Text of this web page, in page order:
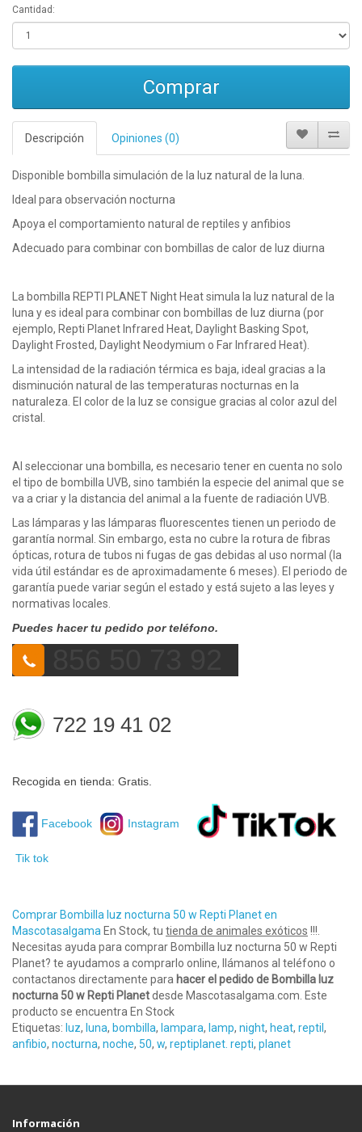
Cantidad:
Comprar
Descripción Opiniones (0)
Disponible bombilla simulación de la luz natural de la luna.
Ideal para observación nocturna
Apoya el comportamiento natural de reptiles y anfibios
Adecuado para combinar con bombillas de calor de luz diurna
La bombilla REPTI PLANET Night Heat simula la luz natural de la
luna y es ideal para combinar con bombillas de luz diurna (por
ejemplo, Repti Planet Infrared Heat, Daylight Basking Spot,
Daylight Frosted, Daylight Neodymium o Far Infrared Heat).
La intensidad de la radiación térmica es baja, ideal gracias a la
disminución natural de las temperaturas nocturnas en la
naturaleza. El color de la luz se consigue gracias al color azul del
cristal.
Al seleccionar una bombilla, es necesario tener en cuenta no solo
el tipo de bombilla UVB, sino también la especie del animal que se
va a criar y la distancia del animal a la fuente de radiación UVB.
Las lámparas y las lámparas fluorescentes tienen un periodo de
garantía normal. Sin embargo, esta no cubre la rotura de fibras
ópticas, rotura de tubos ni fugas de gas debidas al uso normal (la
vida útil estándar es de aproximadamente 6 meses). El periodo de
garantía puede variar según el estado y está sujeto a las leyes y
normativas locales.
Puedes hacer tu pedido por teléfono.
722 19 41 02
Recogida en tienda: Gratis.
Facebook Instagram
Tik tok
Comprar Bombilla luz nocturna 50 w Repti Planet en
Mascotasalgama En Stock, tu tienda de animales exóticos !!!.
Necesitas ayuda para comprar Bombilla luz nocturna 50 w Repti
Planet? te ayudamos a comprarlo online, llámanos al teléfono o
contactanos directamente para hacer el pedido de Bombilla luz
nocturna 50 w Repti Planetdesde Mascotasalgama.com. Este
producto se encuentra En Stock
Etiquetas: luz, luna, bombilla, lampara, lamp, night, heat, reptil ,
anfibio, nocturna, noche, 50, w, reptiplanet. repti, planet
Información